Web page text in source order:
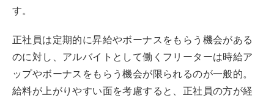
す。
正社員は定期的に昇給やボーナスをもらう機会がある
のに対し、アルバイトとして働くフリーターは時給ア
ップやボーナスをもらう機会が限られるのが一般的。
給料が上がりやすい面を考慮すると、正社員の方が経